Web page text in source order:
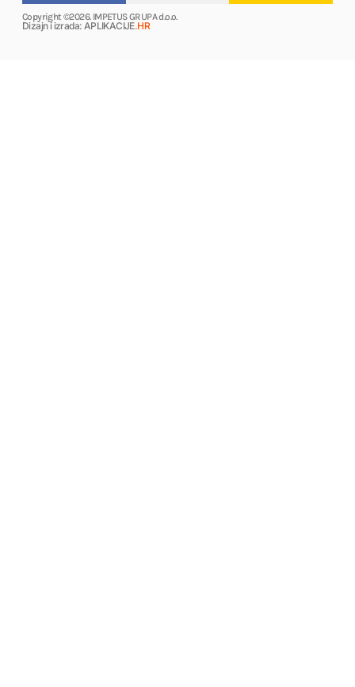
Copyright ©2026. IMPETUS GRUPA d.o.o.
Dizajn i izrada: APLIKACIJE.HR